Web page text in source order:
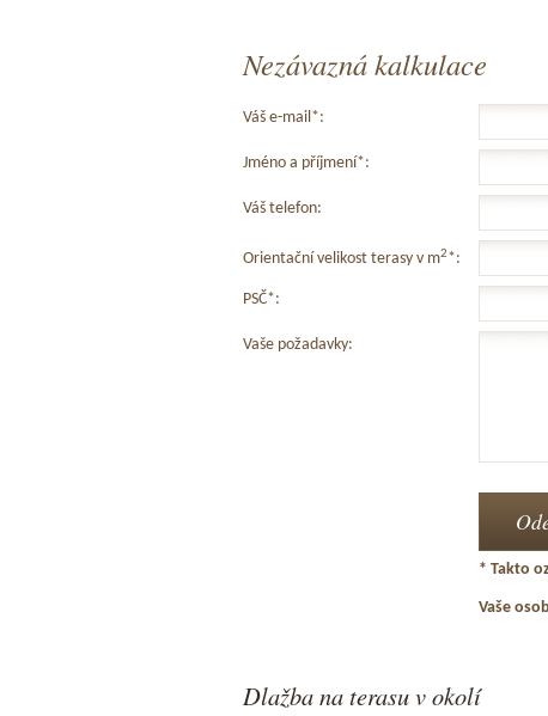
Nezávazná kalkulace
Váš e-mail*:
Jméno a příjmení*:
Váš telefon:
Orientační velikost terasy v m2*:
PSČ*:
Vaše požadavky:
* Takto
Vaše
Dlažba na terasu v okolí